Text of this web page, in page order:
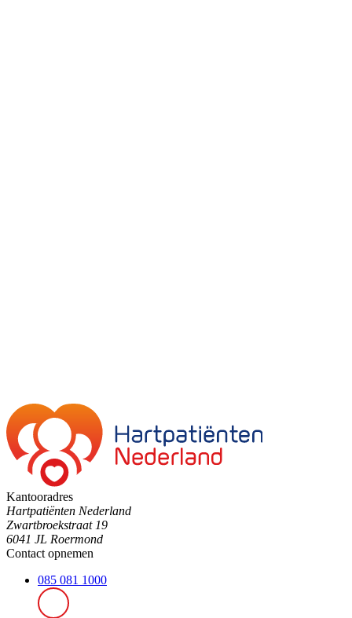
Kantooradres
Hartpatiënten Nederland
Zwartbroekstraat 19
6041 JL Roermond
Contact opnemen
085 081 1000